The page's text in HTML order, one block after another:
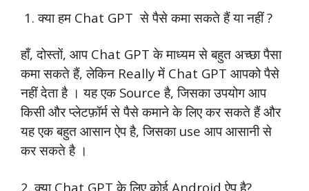
1. क्या हम Chat GPT से पैसे कमा सकते हैं या नहीं ?
हाँ, दोस्तों, आप Chat GPT के माध्यम से बहुत अच्छा पैसा
कमा सकते हैं, लेकिन Really में Chat GPT आपको पैसे
नहीं देता है । यह एक Source है, जिसका उपयोग आप
किसी और प्लेटफ़ॉर्म से पैसे कमाने के लिए कर सकते हैं और
यह एक बहुत आसान ऐप है, जिसका use आप आसानी से
कर सकते है ।
2. क्या Chat GPT के लिए कोई Android ऐप है?